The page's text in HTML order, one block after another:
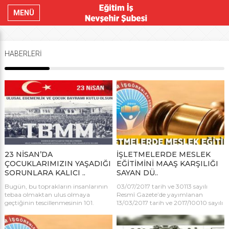
MENÜ
HABERLERİ
23 NİSAN’DA
ÇOCUKLARIMIZIN YAŞADIĞI
SORUNLARA KALICI ..
Bugün, bu toprakların insanlarının
tebaa olmaktan ulus olmaya
geçtiğinin tescillenmesinin 101.
Cumhuriyeti’nin ilk Meclis’inin
kurulmasının 101. yılıdır. Bugün,
İŞLETMELERDE MESLEK
EĞİTİMİNİ MAAŞ KARŞILIĞI
SAYAN DÜ..
03/07/2017 tarih ve 30113 sayılı
Resmî Gazete’de yayımlanan
13/03/2017 tarih ve 2017/10010 sayılı
Öğretmenlerinin Ders ve Ek Ders
Saatlerine İlişkin Kararda Değişiklik